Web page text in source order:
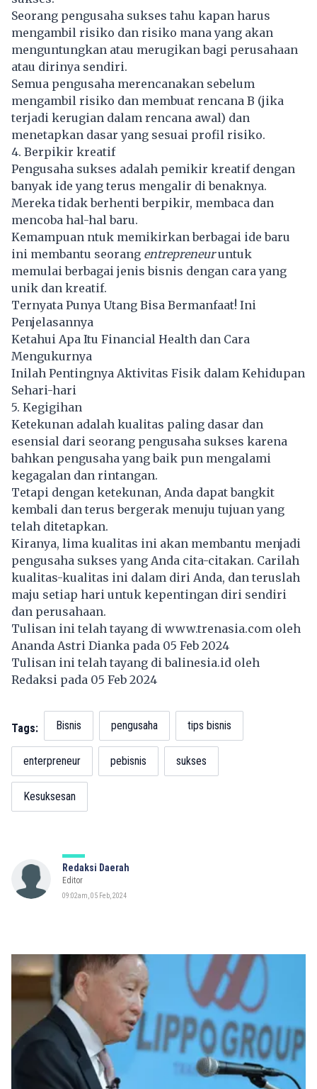
Seorang pengusaha sukses tahu kapan harus
mengambil risiko dan risiko mana yang akan
menguntungkan atau merugikan bagi perusahaan
atau dirinya sendiri.
Semua pengusaha merencanakan sebelum
mengambil risiko dan membuat rencana B (jika
terjadi kerugian dalam rencana awal) dan
menetapkan dasar yang sesuai profil risiko.
4. Berpikir kreatif
Pengusaha sukses adalah pemikir kreatif dengan
banyak ide yang terus mengalir di benaknya.
Mereka tidak berhenti berpikir, membaca dan
mencoba hal-hal baru.
Kemampuan ntuk memikirkan berbagai ide baru
ini membantu seorang entrepreneuruntuk
memulai berbagai jenis bisnis dengan cara yang
unik dan kreatif.
Ternyata Punya Utang Bisa Bermanfaat! Ini
Penjelasannya
Ketahui Apa Itu Financial Health dan Cara
Mengukurnya
Inilah Pentingnya Aktivitas Fisik dalam Kehidupan
Sehari-hari
5. Kegigihan
Ketekunan adalah kualitas paling dasar dan
esensial dari seorang pengusaha sukses karena
bahkan pengusaha yang baik pun mengalami
kegagalan dan rintangan.
Tetapi dengan ketekunan, Anda dapat bangkit
kembali dan terus bergerak menuju tujuan yang
telah ditetapkan.
Kiranya, lima kualitas ini akan membantu menjadi
pengusaha sukses yang Anda cita-citakan. Carilah
kualitas-kualitas ini dalam diri Anda, dan teruslah
maju setiap hari untuk kepentingan diri sendiri
dan perusahaan.
Tulisan ini telah tayang di www.trenasia.com oleh
Ananda Astri Dianka pada 05 Feb 2024
Tulisan ini telah tayang dibalinesia.id oleh
Redaksi pada 05 Feb 2024
Tags: Bisnis pengusaha tips bisnis
enterpreneur pebisnis sukses
Kesuksesan
Redaksi Daerah
Editor
09:02am, 05 Feb, 2024